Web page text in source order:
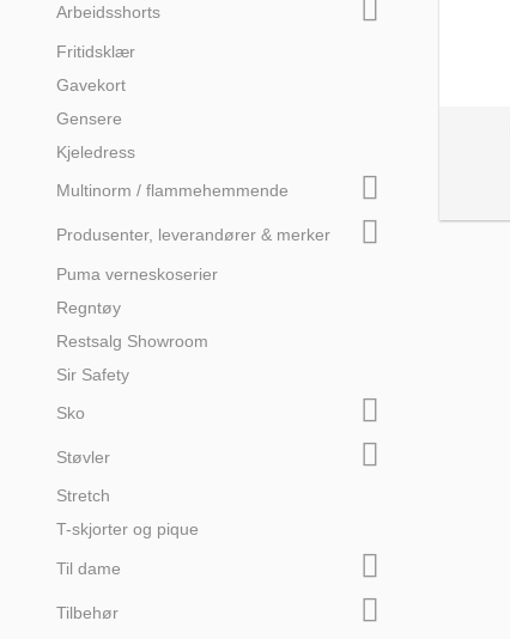
Arbeidsshorts
Fritidsklær
Gavekort
Gensere
Kjeledress
Multinorm / flammehemmende
Produsenter, leverandører & merker
Puma verneskoserier
Regntøy
Restsalg Showroom
Sir Safety
Sko
Støvler
Stretch
T-skjorter og pique
Til dame
Tilbehør